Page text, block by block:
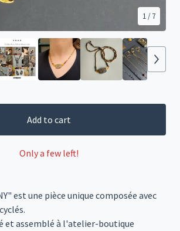
1 / 7
Add to cart
Only a few left!
est une pièce unique composée avec
et assemblé à l'atelier-boutique